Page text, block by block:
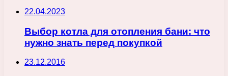
22.04.2023
Выбор котла для отопления бани: что
нужно знать перед покупкой
23.12.2016